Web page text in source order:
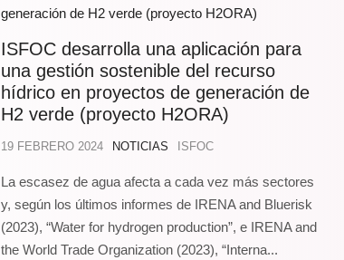
ISFOC desarrolla una aplicación para
una gestión sostenible del recurso
hídrico en proyectos de generación de
H2 verde (proyecto H2ORA)
19 FEBRERO 2024 NOTICIAS ISFOC
La escasez de agua afecta a cada vez más sectores
y, según los últimos informes de IRENA and Bluerisk
(2023), “Water for hydrogen production”, e IRENA and
the World Trade Organization (2023), “Interna...